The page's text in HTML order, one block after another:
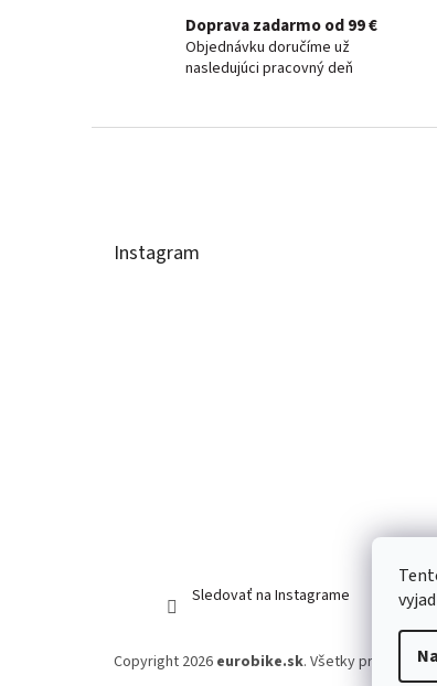
Doprava zadarmo od 99 €
Objednávku doručíme už
nasledujúci pracovný deň
Instagram
Sledovať na Instagrame
Copyright 2026 eurobike.sk. Všetky práva